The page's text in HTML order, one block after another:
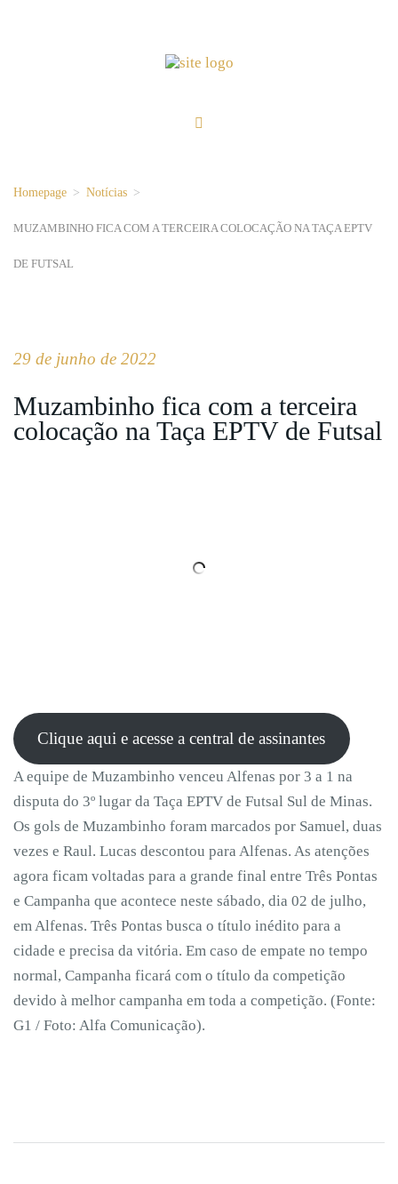
Homepage > Notícias >
MUZAMBINHO FICA COM A TERCEIRA COLOCAÇÃO NA TAÇA EPTV
DE FUTSAL
29 de junho de 2022
Muzambinho fica com a terceira
colocação na Taça EPTV de Futsal
Clique aqui e acesse a central de assinantes
A equipe de Muzambinho venceu Alfenas por 3 a 1 na
disputa do 3º lugar da Taça EPTV de Futsal Sul de Minas.
Os gols de Muzambinho foram marcados por Samuel, duas
vezes e Raul. Lucas descontou para Alfenas. As atenções
agora ficam voltadas para a grande final entre Três Pontas
e Campanha que acontece neste sábado, dia 02 de julho,
em Alfenas. Três Pontas busca o título inédito para a
cidade e precisa da vitória. Em caso de empate no tempo
normal, Campanha ficará com o título da competição
devido à melhor campanha em toda a competição. (Fonte:
G1 / Foto: Alfa Comunicação).